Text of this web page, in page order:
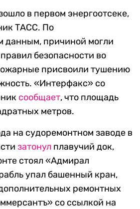
в первом энергоотсеке,
ТАСС. По
данным, причиной могли
безопасности во
присвоили тушению
«Интерфакс» со
сообщает, что площадь
метров.
на судоремонтном заводе в
затонул плавучий док,
стоял «Адмирал
упал башенный кран,
ремонтных
со ссылкой на